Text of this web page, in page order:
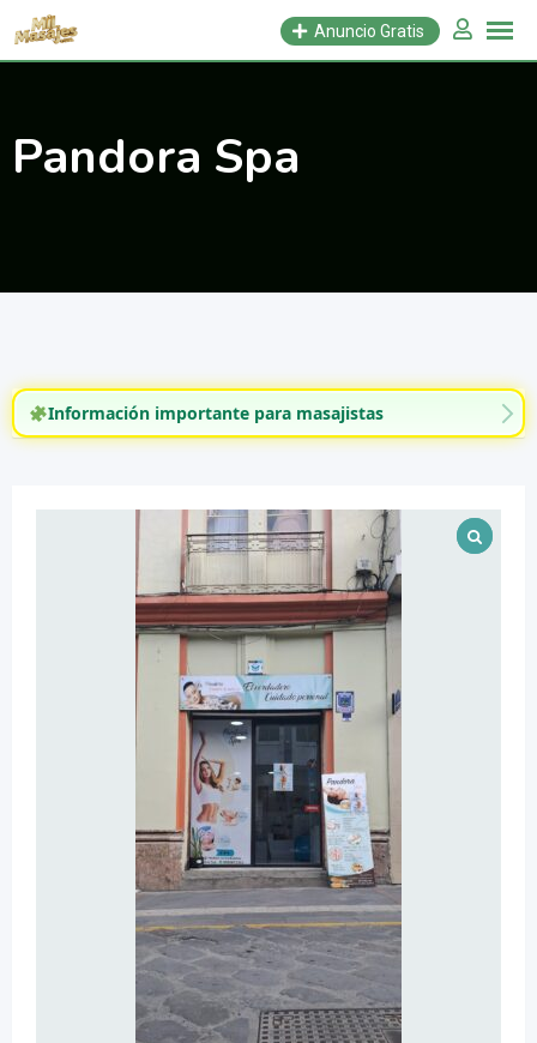
Saltar
Anuncio Gratis
Pandora Spa
Información importante para masajistas